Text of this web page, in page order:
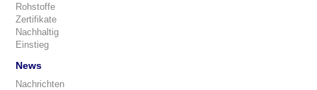
Rohstoffe
Zertifikate
Nachhaltig
Einstieg
News
Nachrichten